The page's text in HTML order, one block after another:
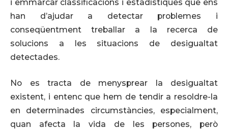
i emmarcar classificacions i estadístiques que ens
han d’ajudar a detectar problemes i
conseqüentment treballar a la recerca de
solucions a les situacions de desigualtat
detectades.
No es tracta de menysprear la desigualtat
existent, i entenc que hem de tendir a resoldre-la
en determinades circumstàncies, especialment,
quan afecta la vida de les persones, però